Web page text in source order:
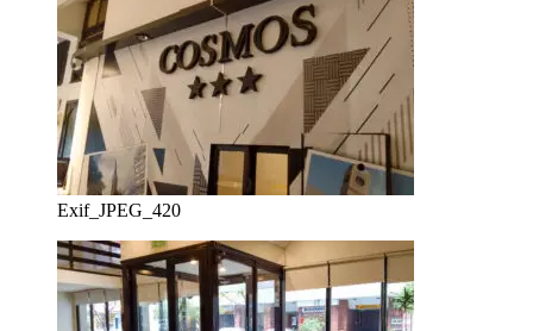
Exif_JPEG_420